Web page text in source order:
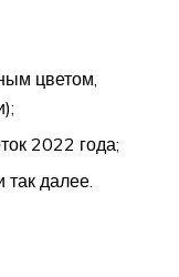
цветом,
2022 года;
далее.